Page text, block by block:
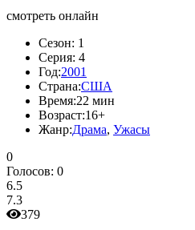
смотреть онлайн
Сезон: 1
Серия: 4
Год:2001
Страна:США
Время:22 мин
Возраст:16+
Жанр:Драма, Ужасы
0
Голосов: 0
6.5
7.3
379